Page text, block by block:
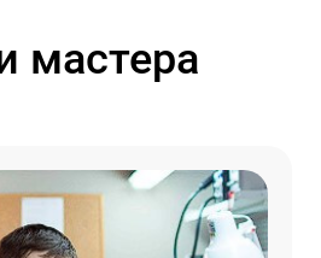
мастера